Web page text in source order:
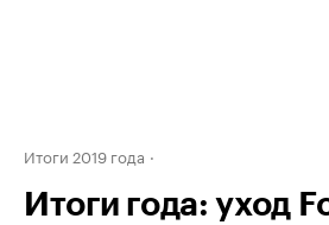
Итоги 2019 года
Итоги года: уход